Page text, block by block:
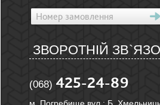
ЗВОРОТНІЙ
(068) 425-24-89